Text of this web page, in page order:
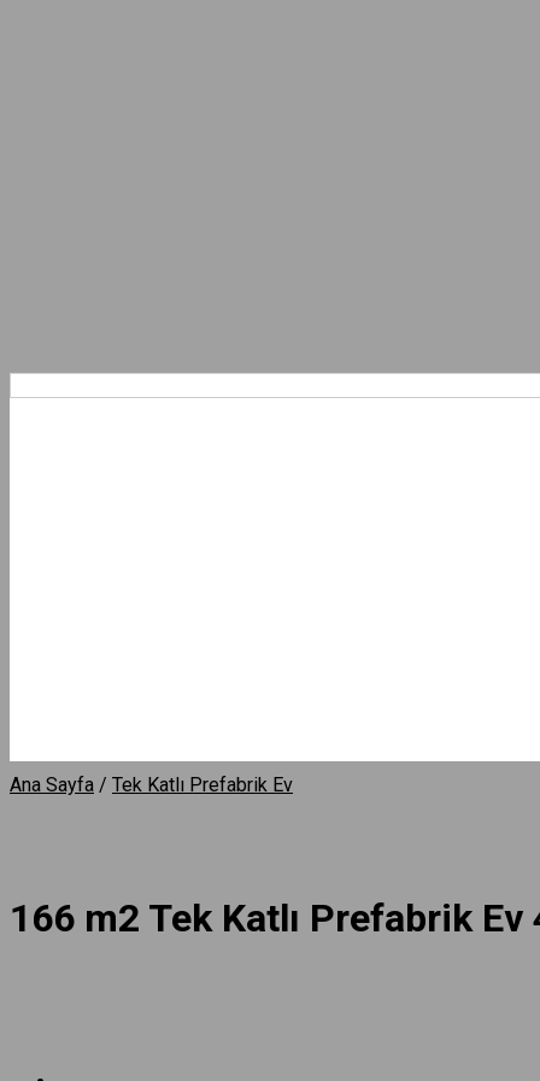
Ana Sayfa / Tek Katlı Prefabrik Ev
166 m2 Tek Katlı Prefabrik Ev